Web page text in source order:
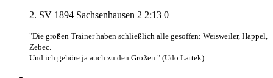
2. SV 1894 Sachsenhausen 2 2:13 0
"Die großen Trainer haben schließlich alle gesoffen: Weisweiler, Happel,
Zebec.
Und ich gehöre ja auch zu den Großen." (Udo Lattek)